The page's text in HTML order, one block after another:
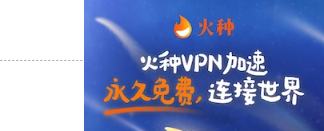
反对